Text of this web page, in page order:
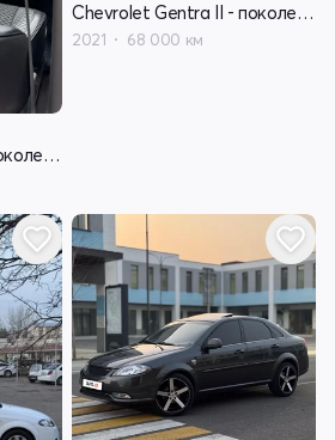
Chevrolet Gentra II - поколение
Chevrolet Gentra II - поколение
2021 68 000 км